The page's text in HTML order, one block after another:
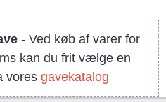
- Ved køb af varer for
kan du frit vælge en
vores gavekatalog